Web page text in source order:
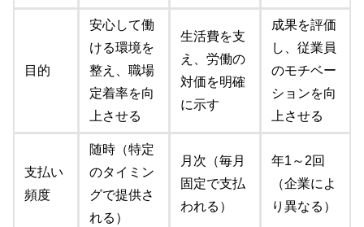
目的
安心して働
ける環境を
整え、職場
定着率を向
上させる
生活費を支
え、労働の
対価を明確
に示す
成果を評価
し、従業員
のモチベー
ションを向
上させる
支払い
頻度
随時（特定
のタイミン
グで提供さ
れる）
月次（毎月
固定で支払
われる）
年1～2回
（企業によ
り異なる）